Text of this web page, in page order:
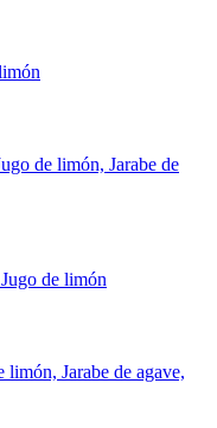
de limón, Jarabe de
de limón
Jarabe de agave,